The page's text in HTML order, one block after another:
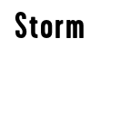
Storm